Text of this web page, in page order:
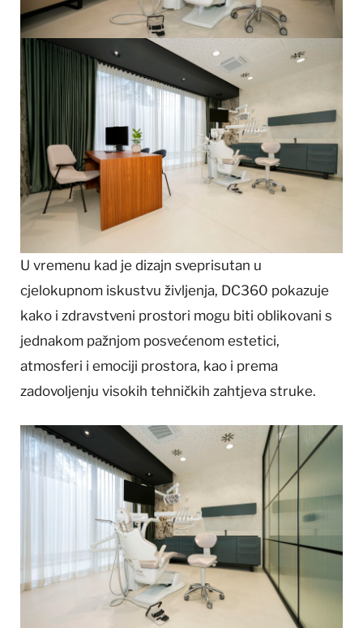
U vremenu kad je dizajn sveprisutan u
cjelokupnom iskustvu življenja, DC360 pokazuje
kako i zdravstveni prostori mogu biti oblikovani s
jednakom pažnjom posvećenom estetici,
atmosferi i emociji prostora, kao i prema
zadovoljenju visokih tehničkih zahtjeva struke.